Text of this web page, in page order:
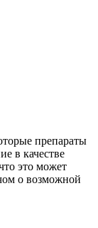
препараты
в качестве
это может
о возможной